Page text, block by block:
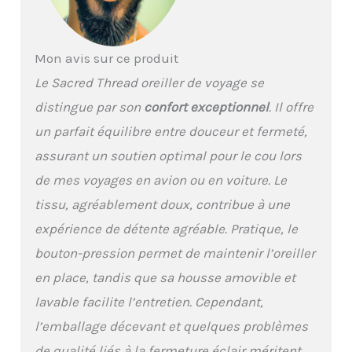
soulagement des
de U s'adapte
parfaitement à votre
tête. Il est très
confortable, doux et
rafraîchissant. Vous
reposer tout en
voyageant avec facilité.
Durable : ce coussin de
nuque est fabriqué à
partir de matériaux de
qualité supérieure et
restera agréable
Avec un entretien
approprié, il restera frais
Mon avis sur ce produit
Le Sacred Thread oreiller de voyage se
distingue par son confort exceptionnel. Il offre
un parfait équilibre entre douceur et fermeté,
assurant un soutien optimal pour le cou lors
de mes voyages en avion ou en voiture. Le
tissu, agréablement doux, contribue à une
expérience de détente agréable. Pratique, le
bouton-pression permet de maintenir l’oreiller
en place, tandis que sa housse amovible et
lavable facilite l’entretien. Cependant,
l’emballage décevant et quelques problèmes